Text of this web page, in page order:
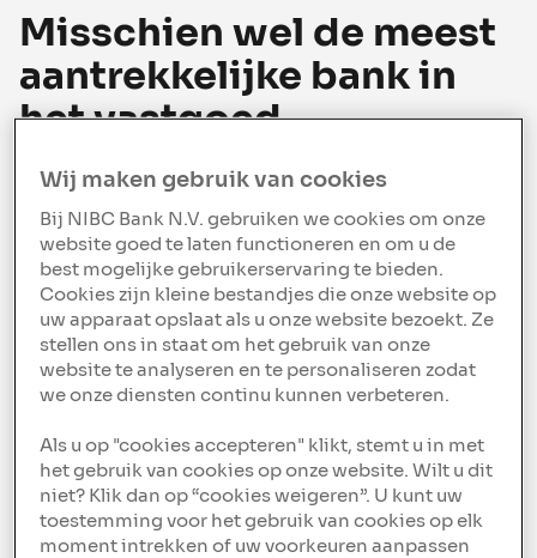
Misschien wel de meest
aantrekkelijke bank in
het vastgoed
Van EUR 100.000 tot EUR 15 miljoen.
LTV tot 85% en scherpe rentes
Direct contact met een ondernemende
bank
Overzicht via een persoonlijke portal
Bouwfinanciering
Specialist in grotere herfinancieringen
Wij maken gebruik van cookies
Bij NIBC Bank N.V. gebruiken we cookies om onze
website goed te laten functioneren en om u de
best mogelijke gebruikerservaring te bieden.
Cookies zijn kleine bestandjes die onze website op
uw apparaat opslaat als u onze website bezoekt. Ze
stellen ons in staat om het gebruik van onze
website te analyseren en te personaliseren zodat
we onze diensten continu kunnen verbeteren.
Als u op "cookies accepteren" klikt, stemt u in met
het gebruik van cookies op onze website. Wilt u dit
niet? Klik dan op “cookies weigeren”. U kunt uw
toestemming voor het gebruik van cookies op elk
moment intrekken of uw voorkeuren aanpassen